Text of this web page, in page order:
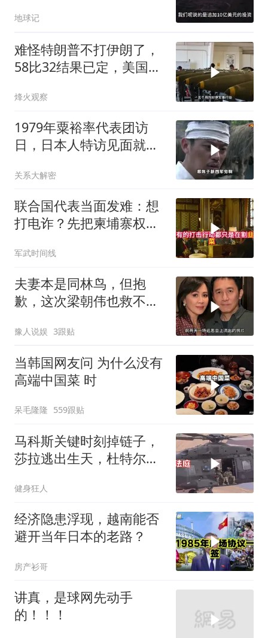
地球记
难怪特朗普不打伊朗了，
58比32结果已定，美国专
烽火观察
1979年粟裕率代表团访
日，日本人特访见面就喊
关系大解密
联合国代表当面发难：想
打电诈？先把柬埔寨权贵
军武时间线
夫妻本是同林鸟，但抱
歉，这次梁朝伟也救不了
豫人说娱 3跟贴
当韩国网友问 为什么没有
高端中国菜 时
呆毛隆隆 559跟贴
马科斯关键时刻掉链子，
莎拉逃出生天，杜特尔特
健身狂人
经济隐患浮现，越南能否
避开当年日本的老路？
房产衫哥
讲真，是球网先动手
的！！！